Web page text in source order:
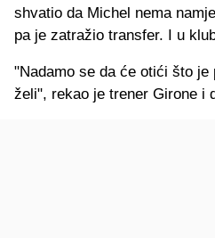
shvatio da Michel nema
pa je zatražio transfer. I u
"Nadamo se da će otići što je
želi", rekao je trener Girone i